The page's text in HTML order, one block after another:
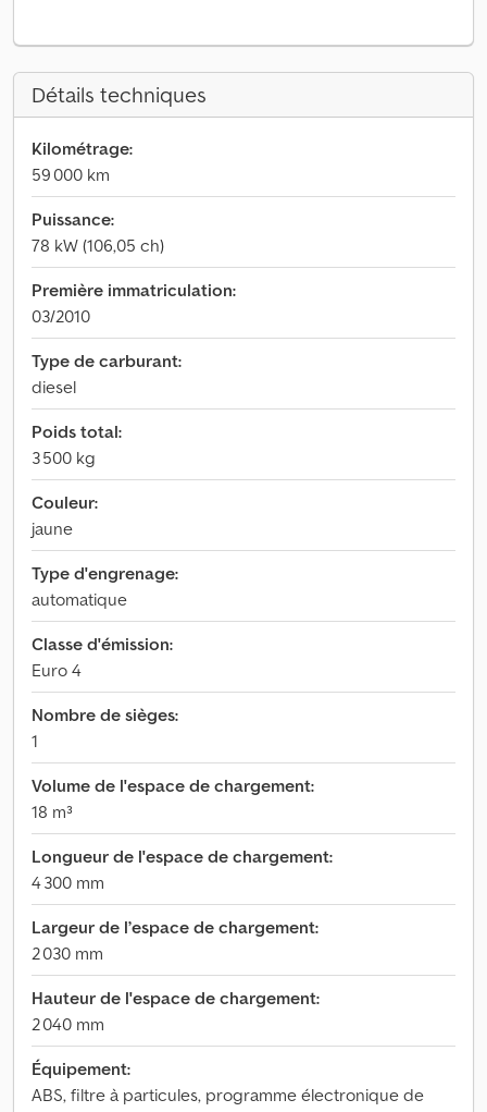
Détails techniques
Kilométrage:
59 000 km
Puissance:
78 kW (106,05 ch)
Première immatriculation:
03/2010
Type de carburant:
diesel
Poids total:
3 500 kg
Couleur:
jaune
Type d'engrenage:
automatique
Classe d'émission:
Euro 4
Nombre de sièges:
1
Volume de l'espace de chargement:
18 m³
Longueur de l'espace de chargement:
4 300 mm
Largeur de l’espace de chargement:
2 030 mm
Hauteur de l'espace de chargement:
2 040 mm
Équipement:
ABS, filtre à particules, programme électronique de